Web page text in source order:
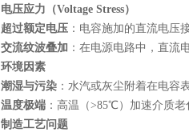
电压应力（Voltage Stress）
超过额定电压 ：电容施加的直流电压
交流纹波叠加 ：在电源电路中，直流
环境因素
潮湿与污染 ：水汽或灰尘附着在电容
温度极端 ：高温（>85℃）加速介质
制造工艺问题